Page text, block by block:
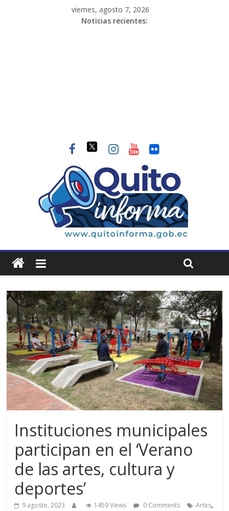
viernes, agosto 7, 2026
Noticias recientes:
Instituciones municipales
participan en el ‘Verano
de las artes, cultura y
deportes’
9 agosto, 2023 1459 Views 0 Comments Artes,